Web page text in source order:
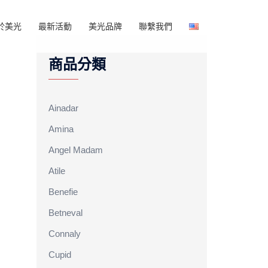
美光 最新活動 美光品牌 聯繫我們
商品分類
Ainadar
Amina
Angel Madam
Atile
Benefie
Betneval
Connaly
Cupid